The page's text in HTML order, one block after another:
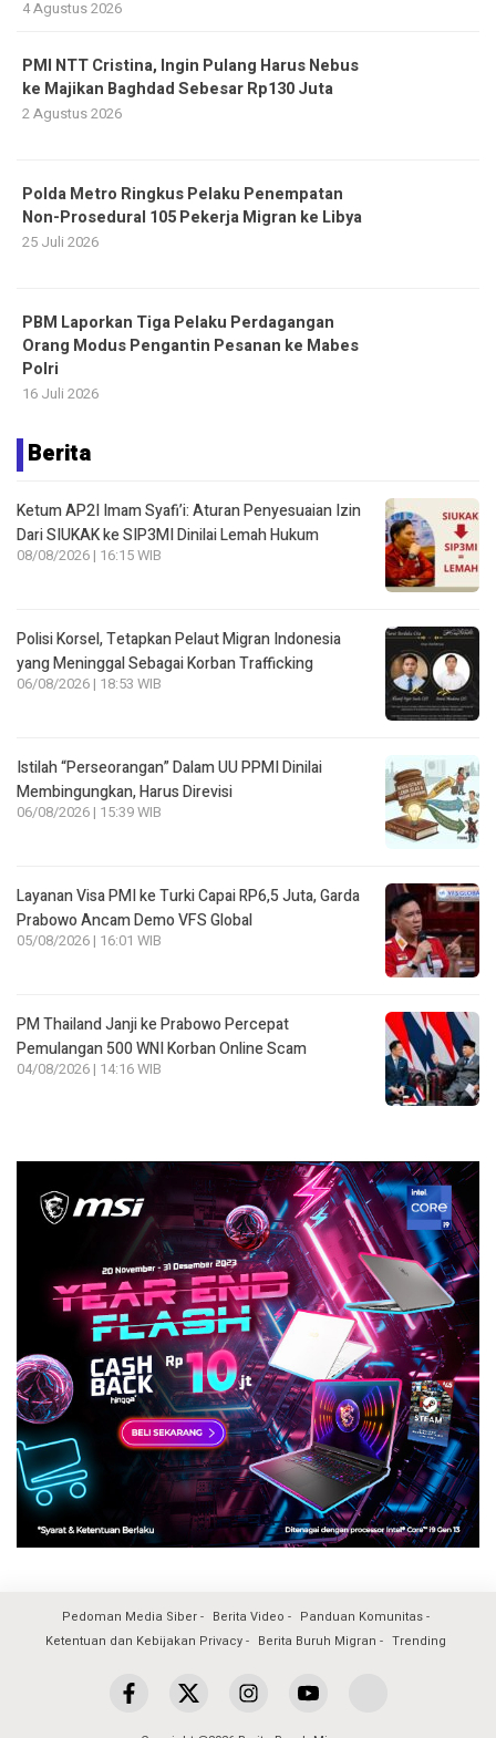
4 Agustus 2026
PMI NTT Cristina, Ingin Pulang Harus Nebus
ke Majikan Baghdad Sebesar Rp130 Juta
2 Agustus 2026
Polda Metro Ringkus Pelaku Penempatan
Non-Prosedural 105 Pekerja Migran ke Libya
25 Juli 2026
PBM Laporkan Tiga Pelaku Perdagangan
Orang Modus Pengantin Pesanan ke Mabes
Polri
16 Juli 2026
Berita
Ketum AP2I Imam Syafi’i: Aturan Penyesuaian Izin
Dari SIUKAK ke SIP3MI Dinilai Lemah Hukum
08/08/2026 | 16:15 WIB
Polisi Korsel, Tetapkan Pelaut Migran Indonesia
yang Meninggal Sebagai Korban Trafficking
06/08/2026 | 18:53 WIB
Istilah “Perseorangan” Dalam UU PPMI Dinilai
Membingungkan, Harus Direvisi
06/08/2026 | 15:39 WIB
Layanan Visa PMI ke Turki Capai RP6,5 Juta, Garda
Prabowo Ancam Demo VFS Global
05/08/2026 | 16:01 WIB
PM Thailand Janji ke Prabowo Percepat
Pemulangan 500 WNI Korban Online Scam
04/08/2026 | 14:16 WIB
Pedoman Media Siber Berita Video
Panduan Komunitas
Ketentuan dan Kebijakan Privacy
Berita Buruh Migran Trending